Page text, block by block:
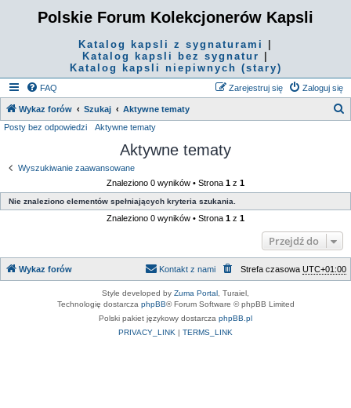
Polskie Forum Kolekcjonerów Kapsli
Katalog kapsli z sygnaturami
Katalog kapsli bez sygnatur
Katalog kapsli niepiwnych (stary)
FAQ Zaloguj się
Zarejestruj się
Wykaz forów Szukaj Aktywne tematy
Posty bez odpowiedzi Aktywne tematy
Aktywne tematy
Wyszukiwanie zaawansowane
Znaleziono 0 wyników • Strona 1 z 1
Nie znaleziono elementów spełniających kryteria szukania.
Znaleziono 0 wyników • Strona 1 z 1
Przejdź do
Wykaz forów Strefa czasowa UTC+01:00
Kontakt z nami
Style developed by Zuma Portal , Turaiel,
Technologię dostarcza phpBB® Forum Software © phpBB Limited
Polski pakiet językowy dostarcza phpBB.pl
PRIVACY_LINK | TERMS_LINK